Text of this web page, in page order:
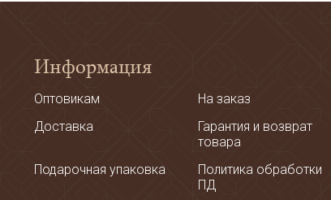
Информация
Оптовикам
На заказ
Доставка
Гарантия и возврат
товара
Подарочная упаковка
Политика обработки
ПД